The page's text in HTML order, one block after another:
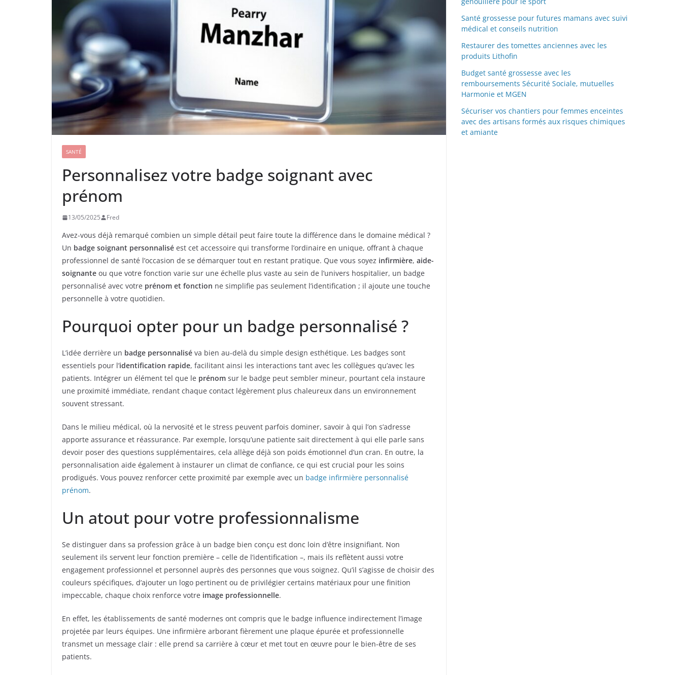
SANTÉ
Personnalisez votre badge soignant avec
prénom
13/05/2025 Fred
Avez-vous déjà remarqué combien un simple détail peut faire toute la différence dans le domaine médical ?
Un badge soignant personnalisé est cet accessoire qui transforme l’ordinaire en unique, offrant à chaque
professionnel de santé l’occasion de se démarquer tout en restant pratique. Que vous soyez infirmière, aide-
soignante ou que votre fonction varie sur une échelle plus vaste au sein de l’univers hospitalier, un badge
personnalisé avec votre prénom et fonction ne simplifie pas seulement l’identification ; il ajoute une touche
personnelle à votre quotidien.
Pourquoi opter pour un badge personnalisé ?
L’idée derrière un badge personnalisé va bien au-delà du simple design esthétique. Les badges sont
essentiels pour l’identification rapide, facilitant ainsi les interactions tant avec les collègues qu’avec les
patients. Intégrer un élément tel que le prénom sur le badge peut sembler mineur, pourtant cela instaure
une proximité immédiate, rendant chaque contact légèrement plus chaleureux dans un environnement
souvent stressant.
Dans le milieu médical, où la nervosité et le stress peuvent parfois dominer, savoir à qui l’on s’adresse
apporte assurance et réassurance. Par exemple, lorsqu’une patiente sait directement à qui elle parle sans
devoir poser des questions supplémentaires, cela allège déjà son poids émotionnel d’un cran. En outre, la
personnalisation aide également à instaurer un climat de confiance, ce qui est crucial pour les soins
prodigués. Vous pouvez renforcer cette proximité par exemple avec un badge infirmière personnalisé
prénom.
Un atout pour votre professionnalisme
Se distinguer dans sa profession grâce à un badge bien conçu est donc loin d’être insignifiant. Non
seulement ils servent leur fonction première – celle de l’identification –, mais ils reflètent aussi votre
engagement professionnel et personnel auprès des personnes que vous soignez. Qu’il s’agisse de choisir des
couleurs spécifiques, d’ajouter un logo pertinent ou de privilégier certains matériaux pour une finition
impeccable, chaque choix renforce votre image professionnelle.
En effet, les établissements de santé modernes ont compris que le badge influence indirectement l’image
projetée par leurs équipes. Une infirmière arborant fièrement une plaque épurée et professionnelle
transmet un message clair : elle prend sa carrière à cœur et met tout en œuvre pour le bien-être de ses
patients.
Santé grossesse pour futures mamans avec suivi
médical et conseils nutrition
Restaurer des tomettes anciennes avec les
produits Lithofin
Budget santé grossesse avec les
remboursements Sécurité Sociale, mutuelles
Harmonie et MGEN
Sécuriser vos chantiers pour femmes enceintes
avec des artisans formés aux risques chimiques
et amiante